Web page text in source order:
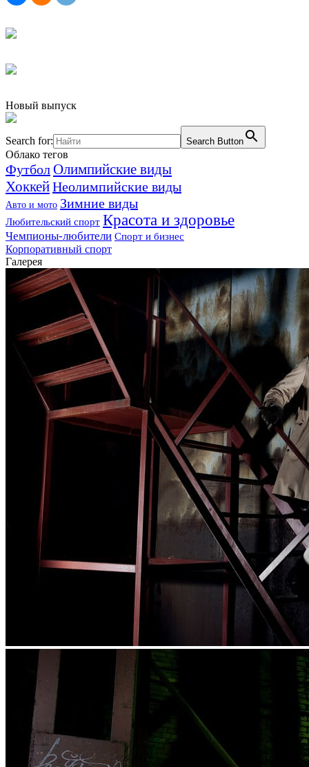
Новый выпуск
Search for: Search Button
Облако тегов
ФутболОлимпийские виды
ХоккейНеолимпийские виды
Авто и мото Зимние виды
Любительский спорт Красота и здоровье
Чемпионы-любители Спорт и бизнес
Корпоративный спорт
Галерея